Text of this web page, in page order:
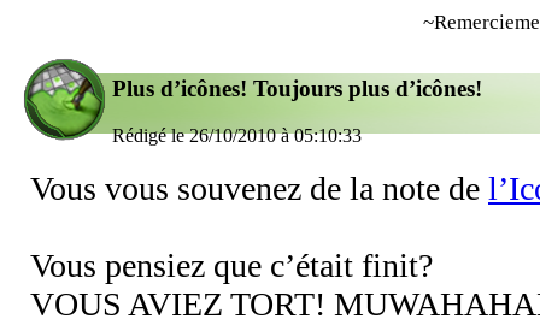
Plus d’icônes! Toujours plus d’icônes!
Rédigé le 26/10/2010 à 05:10:33
Vous vous souvenez de la note de
Vous pensiez que c’était finit?
VOUS AVIEZ TORT!